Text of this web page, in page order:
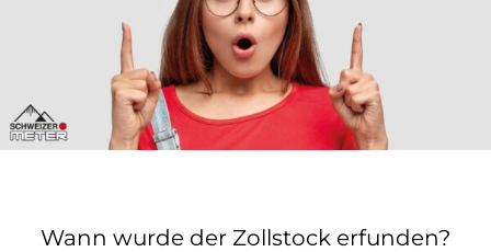
Wann wurde der Zollstock erfunden?